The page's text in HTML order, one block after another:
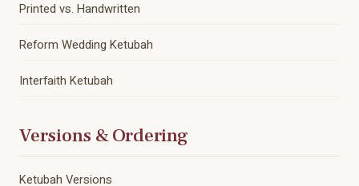
Printed vs. Handwritten
Reform Wedding Ketubah
Interfaith Ketubah
Versions & Ordering
Ketubah Versions